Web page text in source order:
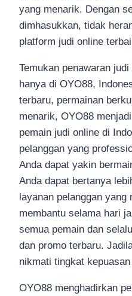
yang menarik. Dengan
dimhasukkan, tidak
platform judi online
Temukan penawaran
hanya di OYO88,
terbaru, permainan
menarik, OYO88
pemain judi online di
pelanggan yang
Anda dapat yakin
Anda dapat bertanya
layanan pelanggan yang
membantu selama hari
semua pemain dan
dan promo terbaru.
nikmati tingkat
OYO88 menghadirkan